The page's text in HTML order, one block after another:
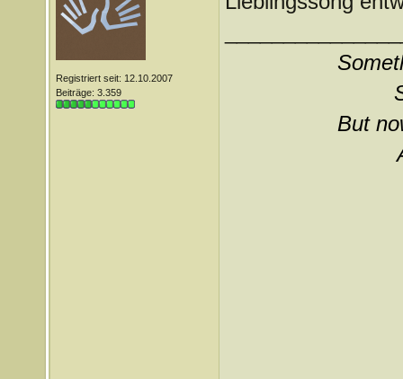
Registriert seit: 12.10.2007
Beiträge: 3.359
But